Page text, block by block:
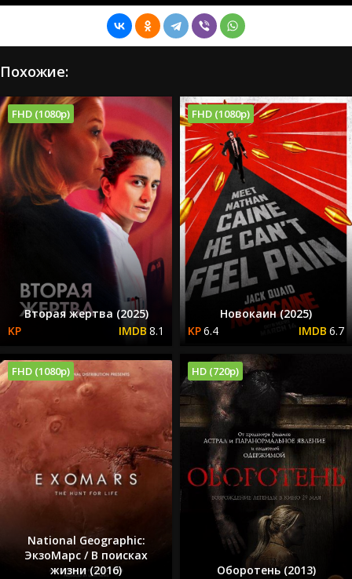
Похожие:
FHD (1080p)
Вторая жертва (2025)
8.1
FHD (1080p)
Новокаин (2025)
6.4
6.7
FHD (1080p)
National Geographic:
ЭкзоМарс / В поисках
жизни (2016)
HD (720p)
Оборотень (2013)